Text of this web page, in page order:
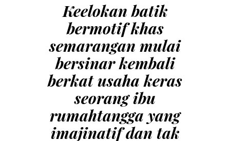
Keelokan batik
bermotif khas
semarangan mulai
bersinar kembali
berkat usaha keras
seorang ibu
rumahtangga yang
imajinatif dan tak